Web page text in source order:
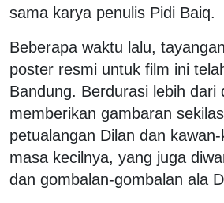
sama karya penulis Pidi Baiq.
Beberapa waktu lalu,
poster resmi untuk film ini
Bandung. Berdurasi lebih dari
memberikan gambaran
petualangan Dilan dan
masa kecilnya, yang juga
dan gombalan-gombalan ala